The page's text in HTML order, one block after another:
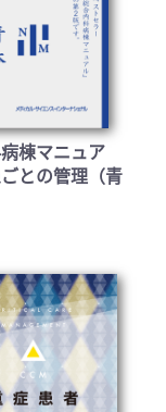
棟マニュア
との管理（青